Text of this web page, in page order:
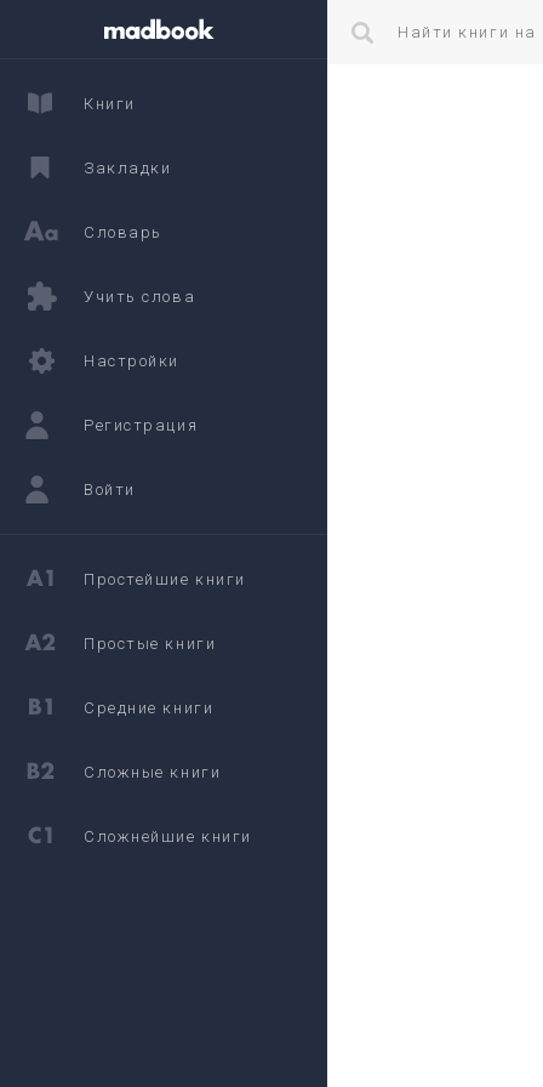
Книги
Закладки
Словарь
Учить слова
Настройки
Регистрация
Войти
Простейшие книги
Простые книги
Средние книги
Сложные книги
Сложнейшие книги